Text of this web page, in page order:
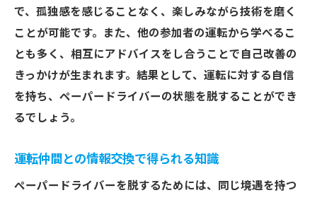
で、孤独感を感じることなく、楽しみながら技術を磨く
ことが可能です。また、他の参加者の運転から学べるこ
とも多く、相互にアドバイスをし合うことで自己改善の
きっかけが生まれます。結果として、運転に対する自信
を持ち、ペーパードライバーの状態を脱することができ
るでしょう。
運転仲間との情報交換で得られる知識
ペーパードライバーを脱するためには、同じ境遇を持つ